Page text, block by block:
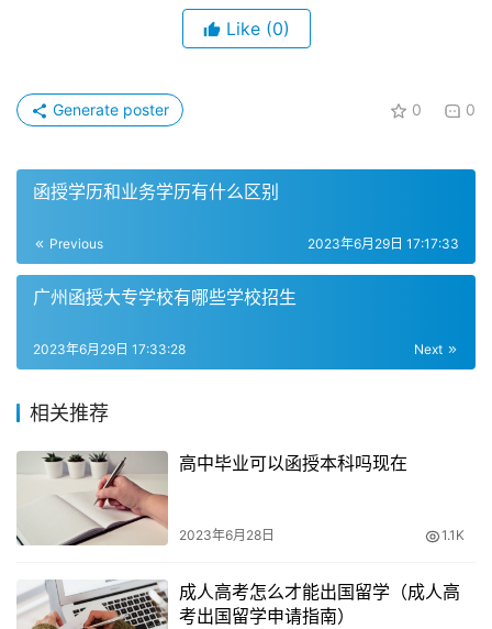
关规定。因此，函授本科学历可以报考公务员，但是需要符
合国家有关规定，例如年龄、专业是否为党员等条件。
三、部分公务员岗位要求全日制文凭
凭，这种情况下函授本科就不能报考。因此，在报考公务员
合条件，以免浪费时间和精力。
四、函授本科学历报考公务员需要注意的问题
在报考公务员时，需要注意以下问题：
1. 函授本科学历虽然可以报考公务员，但是需要符合国家有
2. 部分公务员岗位要求应聘者具有全日制文凭，这种情况
下函授本科就不能报考。
条件。
Like (0)
0 0
Generate poster
函授学历和业务学历有什么区别
Previous 2023年6月29日 17:17:33
广州函授大专学校有哪些学校招生
Next
2023年6月29日 17:33:28
相关推荐
高中毕业可以函授本科吗现在
2023年6月28日 1.1K
成人高考怎么才能出国留学（成人高
考出国留学申请指南）